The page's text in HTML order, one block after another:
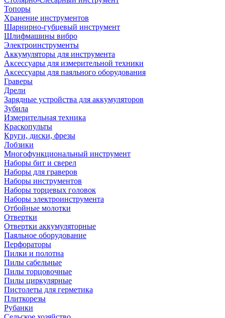
Топоры
Хранение инструментов
Шарнирно-губцевый инструмент
Шлифмашины вибро
Электроинструменты
Аккумуляторы для инструмента
Аксессуары для измерительной техники
Аксессуары для паяльного оборудования
Граверы
Дрели
Зарядные устройства для аккумуляторов
Зубила
Измерительная техника
Краскопульты
Круги, диски, фрезы
Лобзики
Многофункциональный инструмент
Наборы бит и сверел
Наборы для граверов
Наборы инструментов
Наборы торцевых головок
Наборы электроинструмента
Отбойные молотки
Отвертки
Отвертки аккумуляторные
Паяльное оборудование
Перфораторы
Пилки и полотна
Пилы сабельные
Пилы торцовочные
Пилы циркулярные
Пистолеты для герметика
Плиткорезы
Рубанки